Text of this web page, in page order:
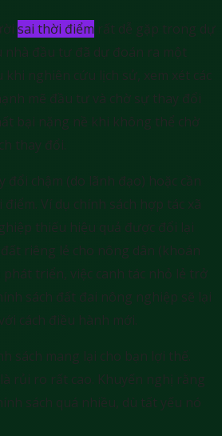
sai thời điểm rất dễ gặp trong dự
nhà đầu tư đã dự đoán ra một
khi nghiên cứu lịch sử, xem xét các
mẽ đầu tư và chờ sự thay đổi
bại nặng nề khi không thể chờ
thay đổi.
đổi chậm (do lãnh đạo) hoặc cần
Ví dụ chính sách hợp tác xã
thiếu hiệu quả được đổi lại
riêng lẻ cho nông dân (khoán
triển, việc canh tác nhỏ lẻ trở
sách đất đai nông nghiệp sẽ lại
cách điều hành mới.
sách mang lại cho bạn lợi thế.
rủi ro rất cao. Khuyến nghị rằng
sách quá nhiều, dù tất yếu nó